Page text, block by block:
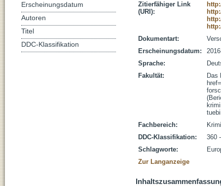
Zitierfähiger Link
(URI):
Dokumentart:
Erscheinungsdatum:
Sprache:
Fakultät:
Das
Fachbereich:
DDC-Klassifikation:
360
Schlagworte:
Zur Langanzeige
Erscheinungsdatum
Autoren
Titel
DDC-Klassifikation